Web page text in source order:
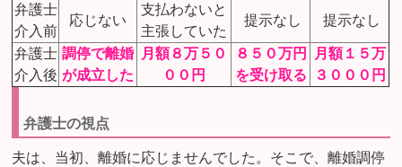
弁護士
介入前
応じない
支払わないと
主張していた
提示なし 提示なし
弁護士
介入後
調停で離婚
が成立した
月額８万５０
００円
８５０万円
を受け取る
月額１５万
３０００円
弁護士の視点
夫は、当初、離婚に応じませんでした。そこで、離婚調停